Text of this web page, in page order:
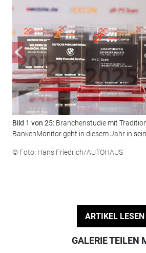
Bild 1 von 25: Branchenstudie mit
BankenMonitor geht in diesem Jahr in
© Foto: Hans Friedrich/AUTOHAUS
ARTIKEL LESEN
GALERIE TEILEN